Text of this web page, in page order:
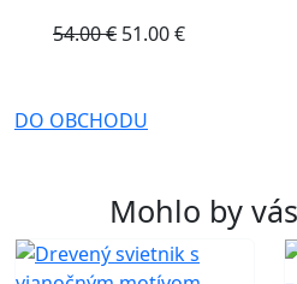
54.00 € 51.00 €
DO OBCHODU
Mohlo by